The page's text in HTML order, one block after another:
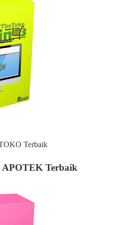
Terbaik
APOTEK Terbaik